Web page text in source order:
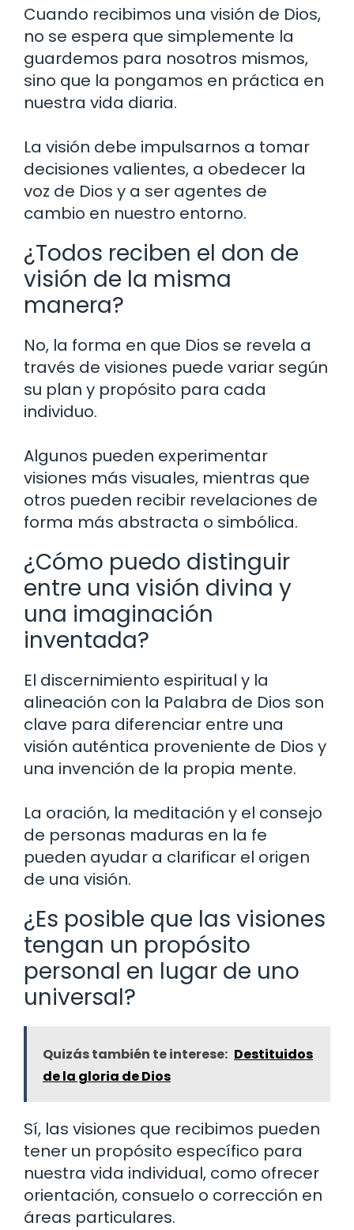
Cuando recibimos una visión de Dios,
no se espera que simplemente la
guardemos para nosotros mismos,
sino que la pongamos en práctica en
nuestra vida diaria.
La visión debe impulsarnos a tomar
decisiones valientes, a obedecer la
voz de Dios y a ser agentes de
cambio en nuestro entorno.
¿Todos reciben el don de
visión de la misma
manera?
No, la forma en que Dios se revela a
través de visiones puede variar según
su plan y propósito para cada
individuo.
Algunos pueden experimentar
visiones más visuales, mientras que
otros pueden recibir revelaciones de
forma más abstracta o simbólica.
¿Cómo puedo distinguir
entre una visión divina y
una imaginación
inventada?
El discernimiento espiritual y la
alineación con la Palabra de Dios son
clave para diferenciar entre una
visión auténtica proveniente de Dios y
una invención de la propia mente.
La oración, la meditación y el consejo
de personas maduras en la fe
pueden ayudar a clarificar el origen
de una visión.
¿Es posible que las visiones
tengan un propósito
personal en lugar de uno
universal?
Quizás también te interese: Destituidos
de la gloria de Dios
Sí, las visiones que recibimos pueden
tener un propósito específico para
nuestra vida individual, como ofrecer
orientación, consuelo o corrección en
áreas particulares.